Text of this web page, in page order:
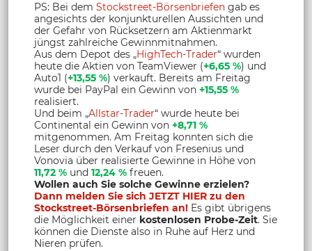
PS: Bei dem Stockstreet-Börsenbriefen gab es
angesichts der konjunkturellen Aussichten und
der Gefahr von Rücksetzern am Aktienmarkt
jüngst zahlreiche Gewinnmitnahmen.
Aus dem Depot des „HighTech-Trader“ wurden
heute die Aktien von TeamViewer (+6,65 %) und
Auto1 (+13,55 %) verkauft. Bereits am Freitag
wurde bei PayPal ein Gewinn von +15,55 %
realisiert.
Und beim „Allstar-Trader“ wurde heute bei
Continental ein Gewinn von +8,71 %
mitgenommen. Am Freitag konnten sich die
Leser durch den Verkauf von Fresenius und
Vonovia über realisierte Gewinne in Höhe von
11,72 % und 12,24 % freuen.
Wollen auch Sie solche Gewinne erzielen?
Dann melden Sie sich JETZT HIER zu den
Stockstreet-Börsenbriefen an! Es gibt übrigens
die Möglichkeit einer kostenlosen Probe-Zeit. Sie
können die Dienste also in Ruhe auf Herz und
Nieren prüfen.